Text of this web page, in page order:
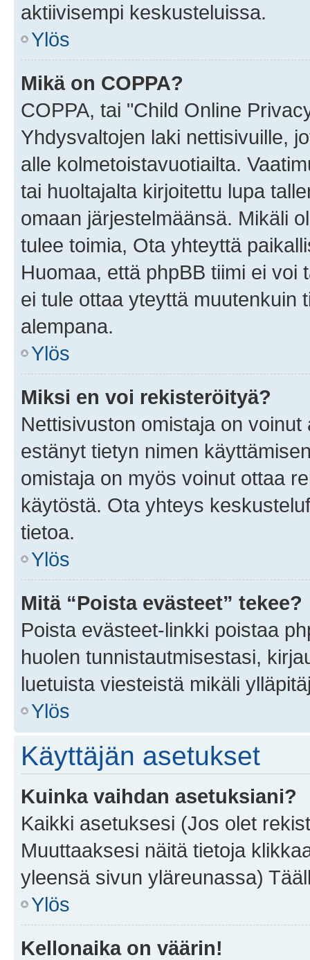
aktiivisempi keskusteluissa.
Ylös
Mikä on COPPA?
COPPA, tai "Child Online
Yhdysvaltojen laki nettisivuille,
alle kolmetoistavuotiailta.
tai huoltajalta kirjoitettu lupa
omaan järjestelmäänsä. Mikäli
tulee toimia, Ota yhteyttä
Huomaa, että phpBB tiimi ei
ei tule ottaa yteyttä muutenkuin
alempana.
Ylös
Miksi en voi rekisteröityä?
Nettisivuston omistaja on
estänyt tietyn nimen
omistaja on myös voinut ottaa
käytöstä. Ota yhteys
tietoa.
Ylös
Mitä “Poista evästeet” tekee?
Poista evästeet-linkki poistaa
huolen tunnistautmisestasi,
luetuista viesteistä mikäli
Ylös
Käyttäjän asetukset
Kuinka vaihdan asetuksiani?
Kaikki asetuksesi (Jos olet
Muuttaaksesi näitä tietoja
yleensä sivun yläreunassa)
Ylös
Kellonaika on väärin!